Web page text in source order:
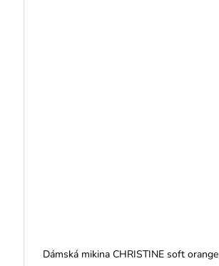
Dámská mikina CHRISTINE soft orange